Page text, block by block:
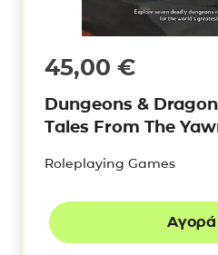
45,00 €
Dungeons &
Tales From The
Roleplaying Games
Αγορά